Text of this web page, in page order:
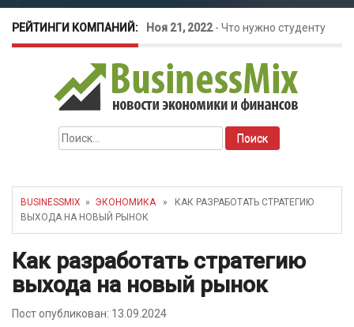
РЕЙТИНГИ КОМПАНИЙ: Ноя 21, 2022- Что нужно студенту
для открытия бизнеса?
Окт 26, 2022-Телефония для
amoCRM: лучшие инструменты для
бизнеса
как защитить свой бизнес?
Найти:
BUSINESSMIX » ЭКОНОМИКА» КАК РАЗРАБОТАТЬ СТРАТЕГИЮ
ВЫХОДА НА НОВЫЙ РЫНОК
Как разработать стратегию
выхода на новый рынок
Пост опубликован: 13.09.2024